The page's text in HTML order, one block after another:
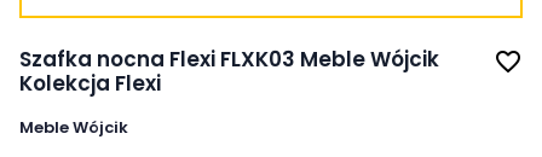
Szafka nocna Flexi FLXK03 Meble Wójcik
Kolekcja Flexi
favorite_border
Meble Wójcik